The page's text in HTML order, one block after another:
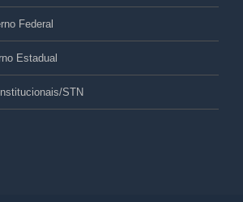
Federal
Estadual
STN